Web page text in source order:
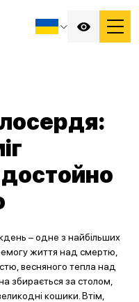
– одне з найбільших
життя над смертю,
весняного тепла над
збирається за столом,
кошики. Втім,